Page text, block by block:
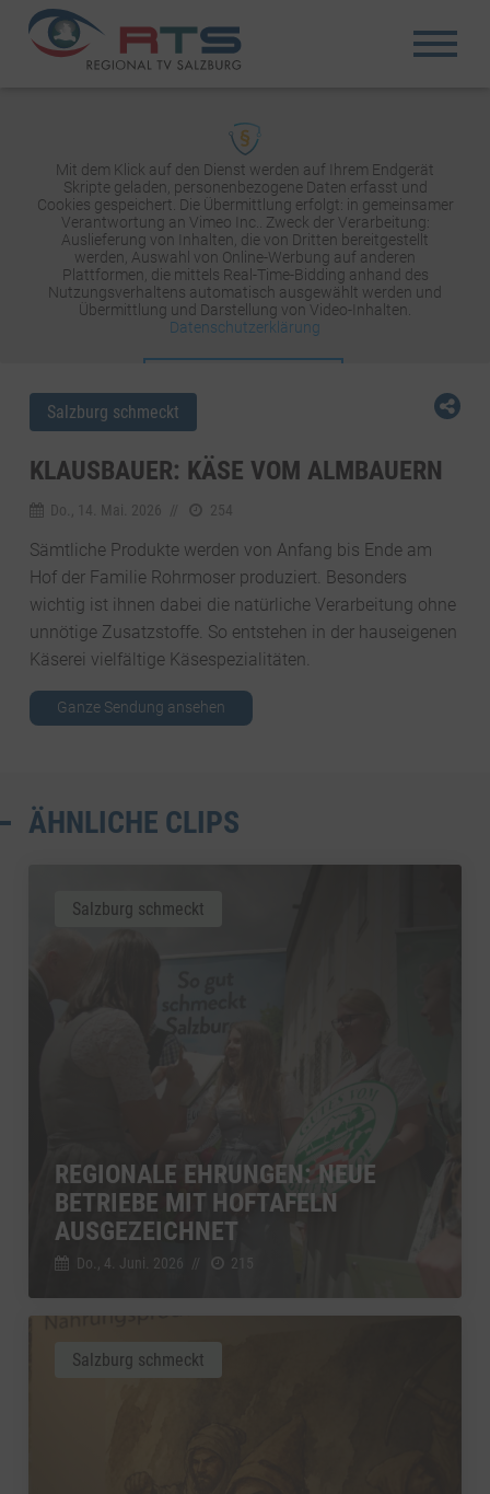
Mit dem Klick auf den Dienst werden auf Ihrem Endgerät
Skripte geladen, personenbezogene Daten erfasst und
Cookies gespeichert. Die Übermittlung erfolgt: in gemeinsamer
Verantwortung an Vimeo Inc.. Zweck der Verarbeitung:
Auslieferung von Inhalten, die von Dritten bereitgestellt
werden, Auswahl von Online-Werbung auf anderen
Plattformen, die mittels Real-Time-Bidding anhand des
Nutzungsverhaltens automatisch ausgewählt werden und
Übermittlung und Darstellung von Video-Inhalten.
Datenschutzerklärung
Salzburg schmeckt
KLAUSBAUER: KÄSE VOM ALMBAUERN
Do., 14. Mai. 2026 254
Sämtliche Produkte werden von Anfang bis Ende am
Hof der Familie Rohrmoser produziert. Besonders
wichtig ist ihnen dabei die natürliche Verarbeitung ohne
unnötige Zusatzstoffe. So entstehen in der hauseigenen
Käserei vielfältige Käsespezialitäten.
Ganze Sendung ansehen
ÄHNLICHE CLIPS
REGIONALE EHRUNGEN: NEUE
BETRIEBE MIT HOFTAFELN
AUSGEZEICHNET
Do., 4. Juni. 2026 // 215
Salzburg schmeckt
Salzburg schmeckt